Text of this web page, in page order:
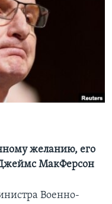
желанию, его
Джеймс МакФерсон
Военно-